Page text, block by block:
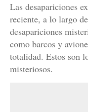
Las desapariciones
reciente, a lo largo
desapariciones
como barcos y
totalidad. Estos son
misteriosos.